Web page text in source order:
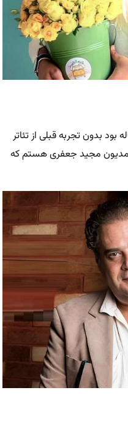
خود را سال 1369 وقتی 21 ساله بود بدون تجربه قبلی از تئاتر
مدیون مجید جعفری هستم که